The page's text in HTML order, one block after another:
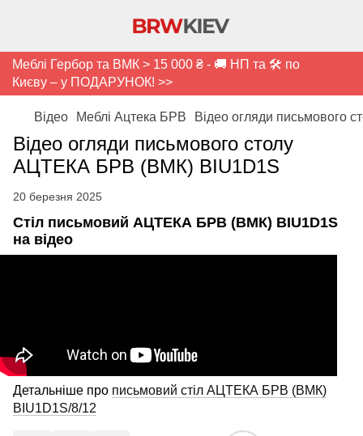
Меблі Гербор та ВМК > 15 000 ₴ - 🚚 НП та 🛠️ по
Києву – у ПОДАРУНОК! >>
Відео Меблі Ацтека БРВ Відео огляди
Відео огляди письмового столу
АЦТЕКА БРВ (ВМК) BIU1D1S
20 березня 2025
Стіл письмовий АЦТЕКА БРВ (ВМК) BIU1D1S
на відео
Детальніше про письмовий стіл АЦТЕКА БРВ (ВМК)
BIU1D1S/8/12